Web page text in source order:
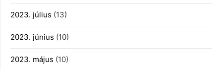
2023. július (13)
2023. június (10)
2023. május (10)